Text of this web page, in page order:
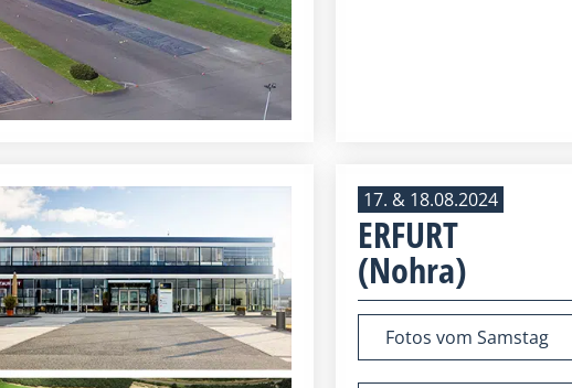
17. & 18.08.2024
ERFURT
(Nohra)
Fotos vom Samstag